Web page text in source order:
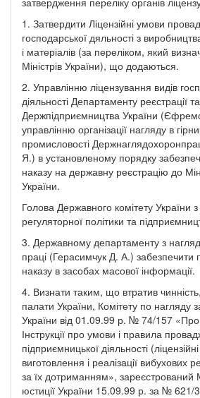
1. Затвердити Ліцензійні умови
господарської дяльності з
і матеріалів (за переліком, який
Міністрів України), що додаються.
2. Управлінню ліцензування видів
діяльності Департаменту реєстрації
Держпідприємництва України
управлінню організації нагляду в
промисловості
Я.) в установленому порядку
наказу на державну реєстрацію до
України.
Голова Державного комітету України
регуляторної політики та
3. Державному департаменту з
праці (Герасимчук Д. А.) забезпечити
наказу в засобах масової інформації.
4. Визнати таким, що втратив
палати України, Комітету по нагляду
України від 01.09.99 р. № 74/157
Інструкції про умови і правила
підприємницької діяльності
виготовлення і реалізації вибухових
за їх дотриманням», зареєстрований
юстиції України 15.09.99 р. за № 621/